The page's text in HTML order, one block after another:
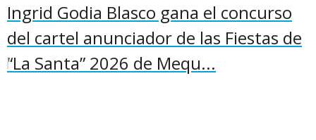
Ingrid Godia Blasco gana el concurso
del cartel anunciador de las Fiestas de
“La Santa” 2026 de Mequ...